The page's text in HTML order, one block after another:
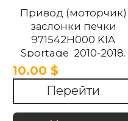
Привод (моторчик)
заслонки печки
971542H000 KIA
Sportage 2010-2018.
10.00 $
Перейти